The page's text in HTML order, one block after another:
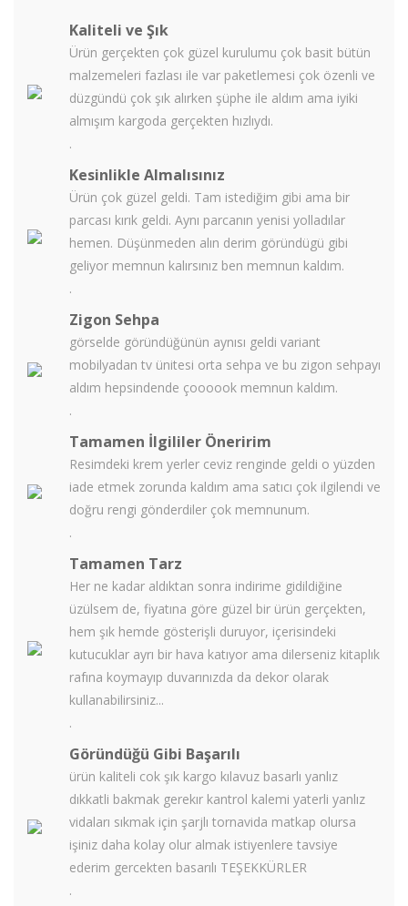
Kaliteli ve Şık
Ürün gerçekten çok güzel kurulumu çok basit bütün
malzemeleri fazlası ile var paketlemesi çok özenli ve
düzgündü çok şık alırken şüphe ile aldım ama iyiki
almışım kargoda gerçekten hızlıydı.
.
Kesinlikle Almalısınız
Ürün çok güzel geldi. Tam istediğim gibi ama bir
parcası kırık geldi. Aynı parcanın yenisi yolladılar
hemen. Düşünmeden alın derim göründügü gibi
geliyor memnun kalırsınız ben memnun kaldım.
.
Zigon Sehpa
görselde göründüğünün aynısı geldi variant
mobilyadan tv ünitesi orta sehpa ve bu zigon sehpayı
aldım hepsindende çoooook memnun kaldım.
.
Tamamen İlgililer Öneririm
Resimdeki krem yerler ceviz renginde geldi o yüzden
iade etmek zorunda kaldım ama satıcı çok ilgilendi ve
doğru rengi gönderdiler çok memnunum.
.
Tamamen Tarz
Her ne kadar aldıktan sonra indirime gidildiğine
üzülsem de, fiyatına göre güzel bir ürün gerçekten,
hem şık hemde gösterişli duruyor, içerisindeki
kutucuklar ayrı bir hava katıyor ama dilerseniz kitaplık
rafına koymayıp duvarınızda da dekor olarak
kullanabilirsiniz...
.
Göründüğü Gibi Başarılı
ürün kaliteli cok şık kargo kılavuz basarlı yanlız
dıkkatli bakmak gerekır kantrol kalemi yaterli yanlız
vidaları sıkmak için şarjlı tornavida matkap olursa
işiniz daha kolay olur almak istiyenlere tavsiye
ederim gercekten basarılı TEŞEKKÜRLER
.